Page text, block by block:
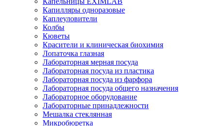
Капилляры одноразовые
Каплеуловители
Колбы
Кюветы
Красители и клиническая биохимия
Лопаточка глазная
Лабораторная мерная посуда
Лабораторная посуда из пластика
Лабораторная посуда из фарфора
Лабораторная посуда общего назначения
Лабораторное оборудование
Лабораторные принадлежности
Мешалка стеклянная
Микробюретка